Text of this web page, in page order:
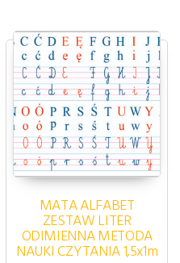
MATA ALFABET
ZESTAW LITER
ODIMIENNA METODA
NAUKI CZYTANIA 1,5x1m